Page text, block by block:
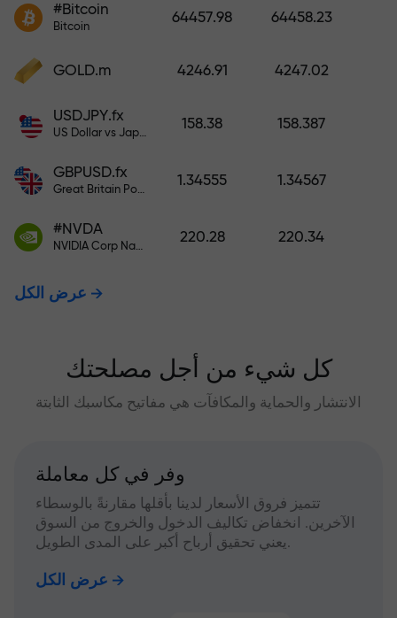
مطبعياً. كلما زاد مبلغ الإيداع، زادت
#Bitcoin
Bitcoin
64457.98 64458.23
GOLD.m 4246.91 4247.02
USDJPY.fx
US Dollar vs Japanese Yen
158.38 158.387
GBPUSD.fx
Great Britain Pound vs US Dollar
1.34555 1.34567
#NVDA
NVIDIA Corp Nasdaq Stock Exchange (Nasdaq) USD
220.28 220.34
عرض الكل
كل شيء من أجل مصلحتك
الانتشار والحماية والمكافآت هي مفاتيح مكاسبك الثابتة
وفر في كل معاملة
تتميز فروق الأسعار لدينا بأقلها مقارنةً بالوسطاء
الآخرين. انخفاض تكاليف الدخول والخروج من السوق
يعني تحقيق أرباح أكبر على المدى الطويل.
عرض الكل